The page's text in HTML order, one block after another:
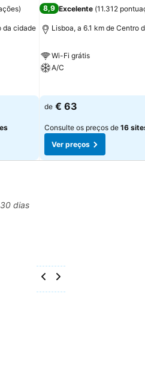
)
da cidade
8,9 Excelente (11.312
Lisboa, a 6.1 km de Centro
Wi-Fi grátis
A/C
de € 63
Consulte os preços de 16
Ver preços
dias